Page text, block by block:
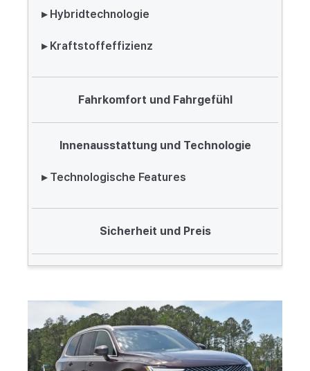
▸ Hybridtechnologie
▸ Kraftstoffeffizienz
Fahrkomfort und Fahrgefühl
Innenausstattung und Technologie
▸ Technologische Features
Sicherheit und Preis